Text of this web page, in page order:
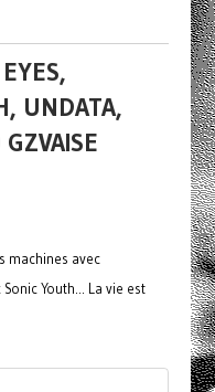
UNDATA,
machines avec
Youth... La vie est